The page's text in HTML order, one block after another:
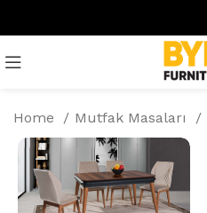
Home Mutfak Masaları